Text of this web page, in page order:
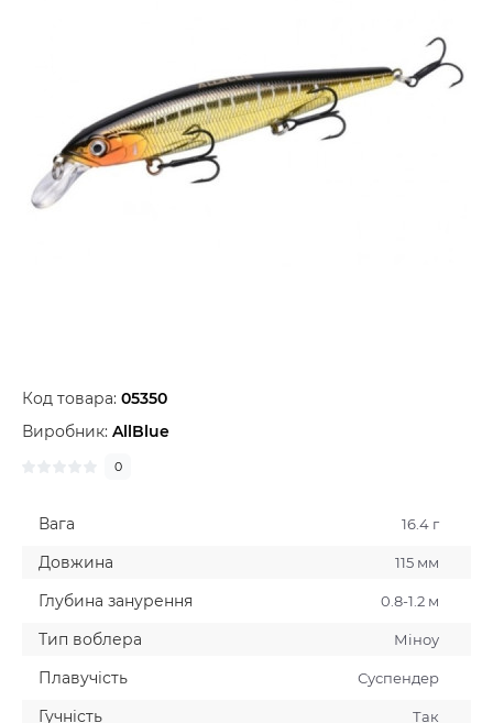
Код товара: 05350
Виробник: AllBlue
0
Вага 16.4 г
Довжина 115 мм
Глубина занурення 0.8-1.2 м
Тип воблера Мiноу
Плавучiсть Суспендер
Гучнiсть Так